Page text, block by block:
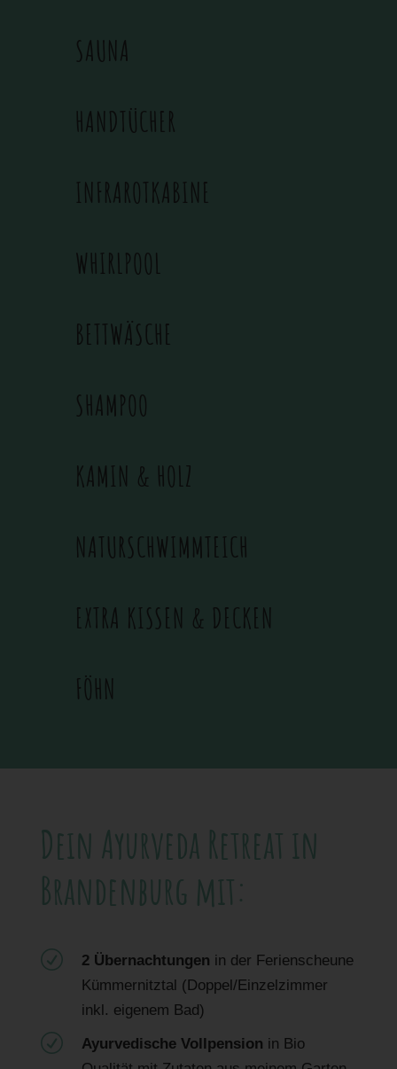
SAUNA
HANDTÜCHER
INFRAROTKABINE
WHIRLPOOL
BETTWÄSCHE
SHAMPOO
KAMIN & HOLZ
NATURSCHWIMMTEICH
EXTRA KISSEN & DECKEN
FÖHN
Dein Ayurveda Retreat in
Brandenburg mit:
R 2 Übernachtungen in der Ferienscheune
Kümmernitztal (Doppel/Einzelzimmer
inkl. eigenem Bad)
R Ayurvedische Vollpension in Bio